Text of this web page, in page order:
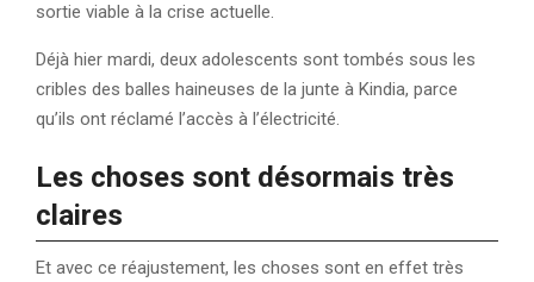
sortie viable à la crise actuelle.
Déjà hier mardi, deux adolescents sont tombés sous les
cribles des balles haineuses de la junte à Kindia, parce
qu’ils ont réclamé l’accès à l’électricité.
Les choses sont désormais très
claires
Et avec ce réajustement, les choses sont en effet très